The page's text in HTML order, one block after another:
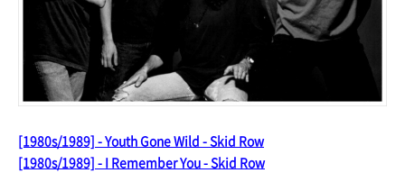
[1980s/1989] - Youth Gone Wild - Skid Row
[1980s/1989] - I Remember You - Skid Row